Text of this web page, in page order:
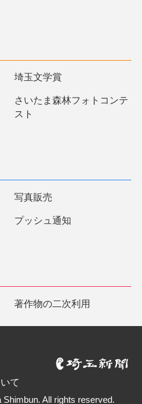
埼玉文学賞
さいたま森林フォトコンテ
スト
写真販売
プッシュ通知
著作物の二次利用
て
All rights reserved.